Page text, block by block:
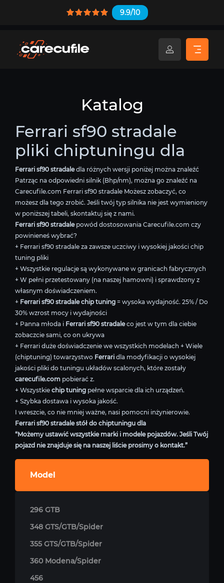
9.9/10
Katalog
Ferrari sf90 stradale
pliki chiptuningu dla
Ferrari sf90 stradaledla różnych wersji poniżej można znaleźć
Patrząc na odpowiedni silnik (Bhp/nm), można go znaleźć na
Carecufile.com Ferrari sf90 stradale Możesz zobaczyć, co
możesz dla tego zrobić. Jeśli twój typ silnika nie jest wymieniony
w poniższej tabeli, skontaktuj się z nami.
Ferrari sf90 stradalepowód dostosowania Carecufile.com czy
powinieneś wybrać?
+ Ferrari sf90 stradale za zawsze uczciwy i wysokiej jakości chip
tuning pliki
+ Wszystkie regulacje są wykonywane w granicach fabrycznych
+ W pełni przetestowany (na naszej hamowni) i sprawdzony z
własnym doświadczeniem.
+ Ferrari sf90 stradale chip tuning = wysoka wydajność. 25% / Do
30% wzrost mocy i wydajności
+ Panna młoda i Ferrari sf90 stradaleco jest w tym dla ciebie
zobaczcie sami, co on ukrywa
+ Ferrari duże doświadczenie we wszystkich modelach + Wiele
(chiptuning) towarzystwo Ferrari dla modyfikacji o wysokiej
jakości pliki do tuningu układów scalonych, które zostały
carecufile.com pobierać z.
+ Wszystkie chip tuning pełne wsparcie dla ich urządzeń.
+ Szybka dostawa i wysoka jakość.
I wreszcie, co nie mniej ważne, nasi pomocni inżynierowie.
Ferrari sf90 stradale stół do chiptuningu dla
“Możemy ustawić wszystkie marki i modele pojazdów. Jeśli Twój
pojazd nie znajduje się na naszej liście prosimy o kontakt.”
Model
296 GTB
348 GTS/GTB/Spider
355 GTS/GTB/Spider
360 Modena/Spider
456